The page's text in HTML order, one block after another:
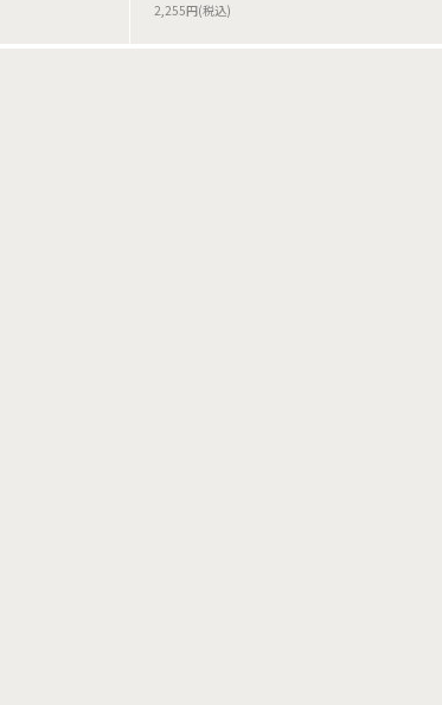
2,255円(税込)